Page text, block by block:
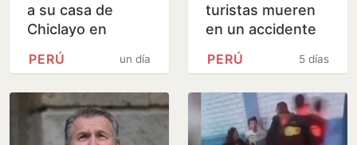
a su casa de
Chiclayo en
noviembre en un
viaje a Perú,
Uruguay
un día
PERÚ
turistas mueren
en un accidente
de avioneta en
Perú
5 días
PERÚ